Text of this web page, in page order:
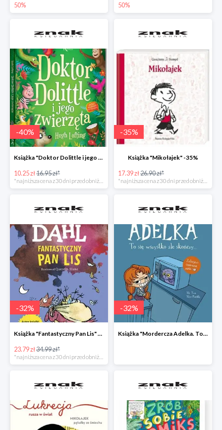
50% 50%
-40%
Książka "Doktor Dolittle i jego zwierzęta" -40%
10.25 zł16.95 zł*
*najniższa cena z 30 dni przed obniżką
-35%
Książka "Mikołajek" -35%
17.39 zł26.90 zł*
*najniższa cena z 30 dni przed obniżką
-32%
Książka "Fantastyczny Pan Lis" -32%
23.79 zł34.99 zł*
-32%
Książka "Mordercza Adelka. To się wszystko źle skończy" -32%